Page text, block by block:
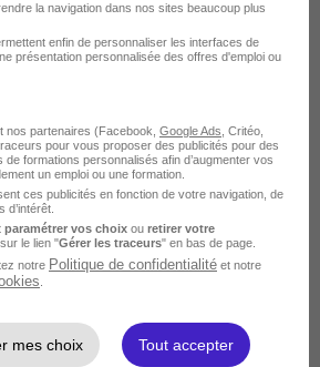
la navigation dans nos sites beaucoup plus
enfin de personnaliser les interfaces de
présentation personnalisée des offres d'emploi ou
nos partenaires (Facebook, Google Ads , Critéo,
pour vous proposer des publicités pour des
de formations personnalisés afin d’augmenter vos
un emploi ou une formation.
ces publicités en fonction de votre navigation, de
paramétrer vos choix ou retirer votre
le lien "Gérer les traceurs" en bas de page.
notre Politique de confidentialité et notre
mes choix Tout accepter